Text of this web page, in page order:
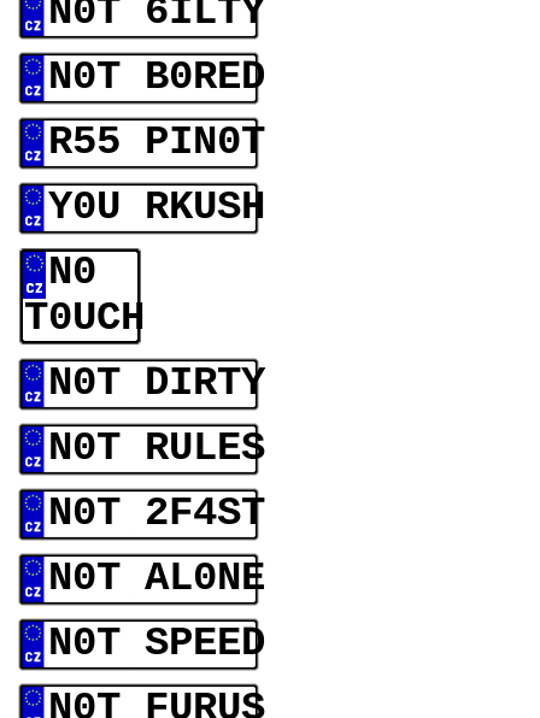
N0T 6ILTY
N0T B0RED
R55 PIN0T
Y0U RKUSH
N0
T0UCH
N0T DIRTY
N0T RULES
N0T 2F4ST
N0T AL0NE
N0T SPEED
N0T FURUS